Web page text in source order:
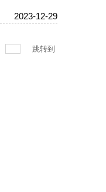
2023-12-29
跳转到